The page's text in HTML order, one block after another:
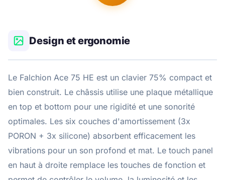
Design et ergonomie
Le Falchion Ace 75 HE est un clavier 75% compact et
bien construit. Le châssis utilise une plaque métallique
en top et bottom pour une rigidité et une sonorité
optimales. Les six couches d'amortissement (3x
PORON + 3x silicone) absorbent efficacement les
vibrations pour un son profond et mat. Le touch panel
en haut à droite remplace les touches de fonction et